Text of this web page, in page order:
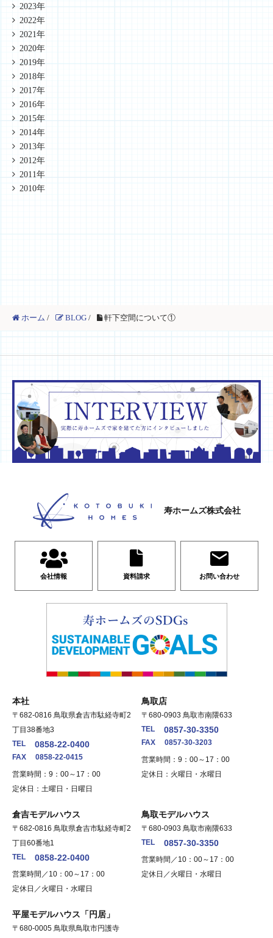
2023年
2022年
2021年
2020年
2019年
2018年
2017年
2016年
2015年
2014年
2013年
2012年
2011年
2010年
ホーム / BLOG / 軒下空間について①
寿ホームズ株式会社
会社情報 資料請求 お問い合わせ
本社
〒682-0816 鳥取県倉吉市駄経寺町2
丁目38番地3
TEL
0858-22-0400
FAX
0858-22-0415
営業時間：9：00～17：00
定休日：土曜日・日曜日
鳥取店
〒680-0903 鳥取市南隈633
TEL
0857-30-3350
FAX
0857-30-3203
営業時間：9：00～17：00
定休日：火曜日・水曜日
倉吉モデルハウス
〒682-0816 鳥取県倉吉市駄経寺町2
丁目60番地1
TEL
0858-22-0400
営業時間／10：00～17：00
定休日／火曜日・水曜日
鳥取モデルハウス
〒680-0903 鳥取市南隈633
TEL
0857-30-3350
営業時間／10：00～17：00
定休日／火曜日・水曜日
平屋モデルハウス「円居」
〒680-0005 鳥取県鳥取市円護寺